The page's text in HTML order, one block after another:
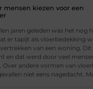
mensen kiezen voor een
jaren geleden was het nog
er tapijt als vloerbedekking
van een woning. Dit
en dat werd door veel
Over andere vormen van
niet eens nagedacht.